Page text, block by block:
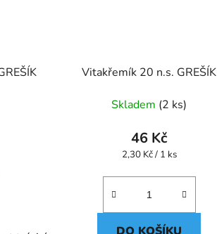
Vitakřemík 20 n.s. GREŠÍK
Skladem (2 ks)
46 Kč
Měrná
2,30 Kč / 1 ks